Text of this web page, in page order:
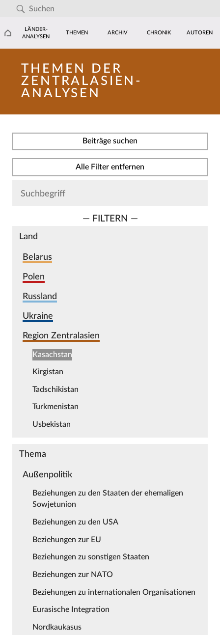
LÄNDER-
ANALYSEN
THEMEN ARCHIV CHRONIK AUTOREN
THEMEN DER
ZENTRALASIEN-
ANALYSEN
Beiträge suchen
Alle Filter entfernen
— FILTERN —
Land
Belarus
Polen
Russland
Ukraine
Region Zentralasien
Kasachstan
Kirgistan
Tadschikistan
Turkmenistan
Usbekistan
Thema
Außenpolitik
Beziehungen zu den Staaten der ehemaligen
Sowjetunion
Beziehungen zu den USA
Beziehungen zur EU
Beziehungen zu sonstigen Staaten
Beziehungen zur NATO
Beziehungen zu internationalen Organisationen
Eurasische Integration
Nordkaukasus